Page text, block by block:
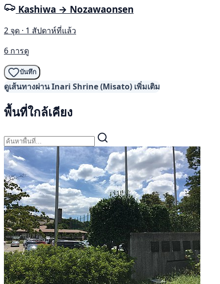
Kashiwa → Nozawaonsen
2 จุด · 1 สัปดาห์ที่แล้ว
6 การดู
บันทึก
ดูเส้นทางผ่าน Inari Shrine (Misato) เพิ่มเติม
พื้นที่ใกล้เคียง